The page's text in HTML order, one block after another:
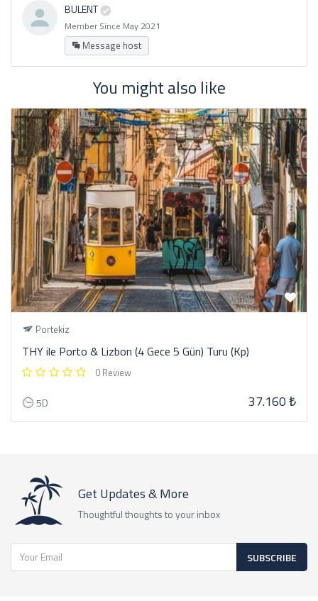
BULENT
Member Since May 2021
Message host
You might also like
Portekiz
THY ile Porto & Lizbon (4 Gece 5 Gün) Turu (Kp)
0 Review
5D 37.160 ₺
Get Updates & More
Thoughtful thoughts to your inbox
SUBSCRIBE